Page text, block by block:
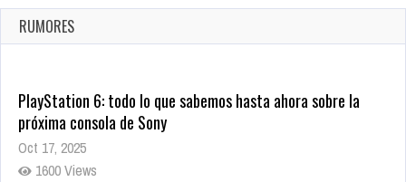
Ago 8, 2021
10001 Views
RUMORES
PlayStation 6: todo lo que sabemos hasta ahora sobre la
próxima consola de Sony
Oct 17, 2025
1600 Views